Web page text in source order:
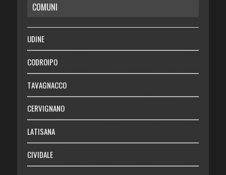
RISPARMIO
SALUTE
Necrologie
Chi siamo
Abbonati
Login
COMUNI
UDINE
CODROIPO
TAVAGNACCO
CERVIGNANO
LATISANA
CIVIDALE